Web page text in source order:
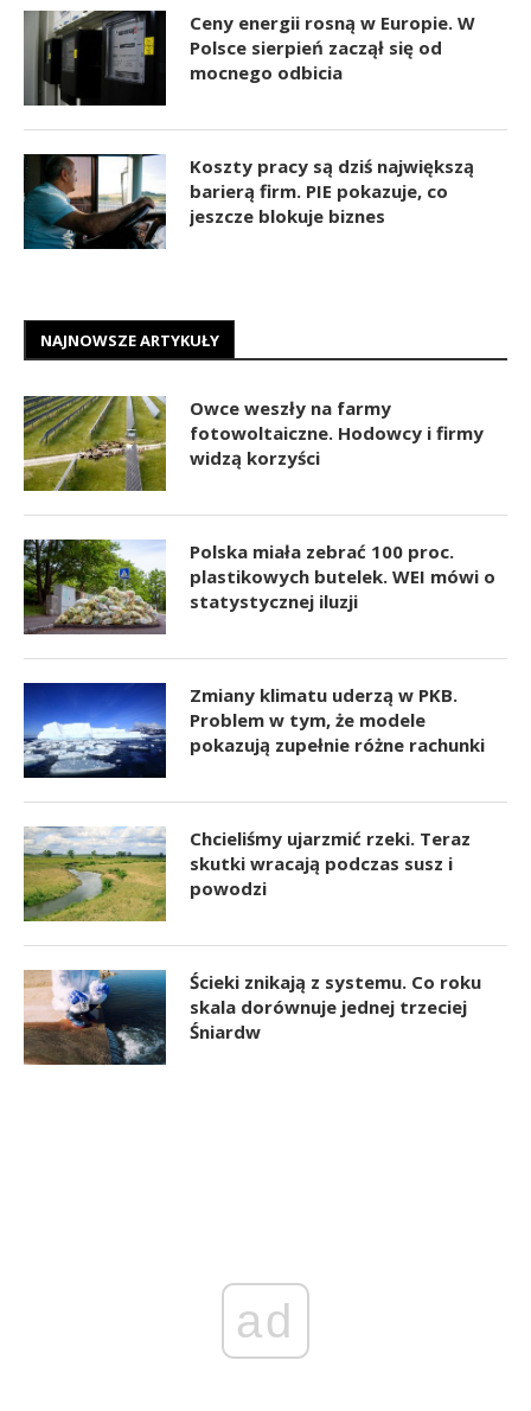
Ceny energii rosną w Europie. W
Polsce sierpień zaczął się od
mocnego odbicia
Koszty pracy są dziś największą
barierą firm. PIE pokazuje, co
jeszcze blokuje biznes
NAJNOWSZE ARTYKUŁY
Owce weszły na farmy
fotowoltaiczne. Hodowcy i firmy
widzą korzyści
Polska miała zebrać 100 proc.
plastikowych butelek. WEI mówi o
statystycznej iluzji
Zmiany klimatu uderzą w PKB.
Problem w tym, że modele
pokazują zupełnie różne rachunki
Chcieliśmy ujarzmić rzeki. Teraz
skutki wracają podczas susz i
powodzi
Ścieki znikają z systemu. Co roku
skala dorównuje jednej trzeciej
Śniardw
ad